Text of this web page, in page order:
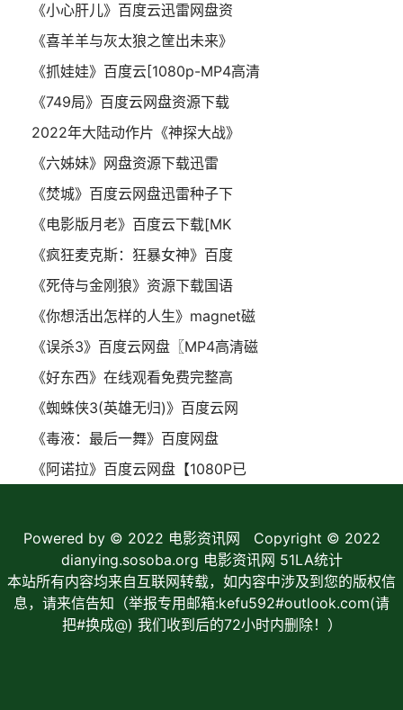
《小心肝儿》百度云迅雷网盘资
《喜羊羊与灰太狼之筐出未来》
《抓娃娃》百度云[1080p-MP4高清
《749局》百度云网盘资源下载
2022年大陆动作片《神探大战》
《六姊妹》网盘资源下载迅雷
《焚城》百度云网盘迅雷种子下
《电影版月老》百度云下载[MK
《疯狂麦克斯：狂暴女神》百度
《死侍与金刚狼》资源下载国语
《你想活出怎样的人生》magnet磁
《误杀3》百度云网盘〖MP4高清磁
《好东西》在线观看免费完整高
《蜘蛛侠3(英雄无归)》百度云网
《毒液：最后一舞》百度网盘
《阿诺拉》百度云网盘【1080P已
Powered by © 2022 电影资讯网 Copyright © 2022
dianying.sosoba.org 电影资讯网 51LA统计
本站所有内容均来自互联网转载，如内容中涉及到您的版权信
息，请来信告知（举报专用邮箱:kefu592#outlook.com(请
把#换成@) 我们收到后的72小时内删除！）